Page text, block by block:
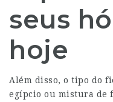
seus
hoje
Além disso, o tipo do
egípcio ou mistura de